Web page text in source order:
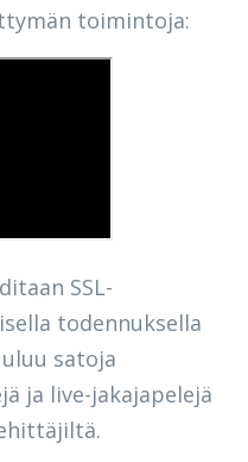
toimintoja:
SSL-
todennuksella
satoja
ja live-jakajapelejä